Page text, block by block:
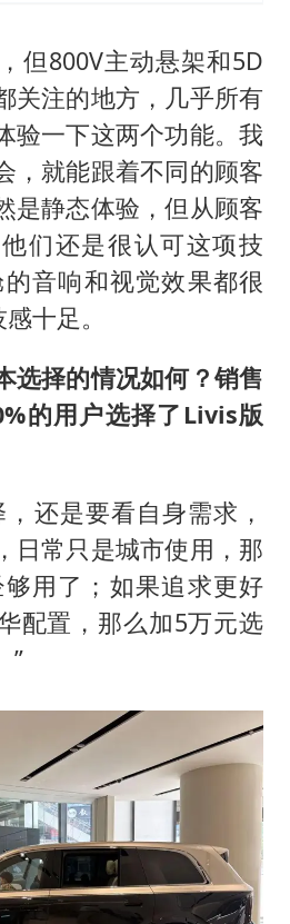
但800V主动悬架和5D
关注的地方，几乎所有
验一下这两个功能。我
，就能跟着不同的顾客
是静态体验，但从顾客
们还是很认可这项技
音响和视觉效果都很
十足。
选择的情况如何？销售
的用户选择了Livis版
还是要看自身需求，
日常只是城市使用，那
用了；如果追求更好
配置，那么加5万元选
”